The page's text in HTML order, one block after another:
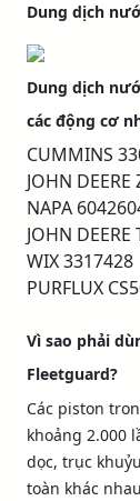
Dung dịch
Dung dịch
các động cơ
CUMMINS
JOHN DEERE
NAPA
JOHN DEERE
WIX 3317428
PURFLUX
Vì sao phải
Fleetguard?
Các piston
khoảng 2.000
dọc, trục
toàn khác